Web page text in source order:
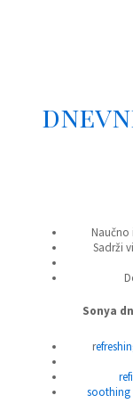
Naučno
Sadrži
Sonya
r
soothing